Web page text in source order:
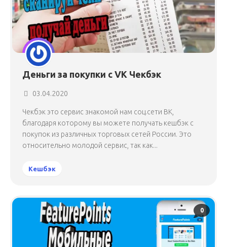
Деньги за покупки с VK Чекбэк
03.04.2020
Чекбэк это сервис знакомой нам соц.сети ВК,
благодаря которому вы можете получать кешбэк с
покупок из различных торговых сетей России. Это
относительно молодой сервис, так как...
Кешбэк
0